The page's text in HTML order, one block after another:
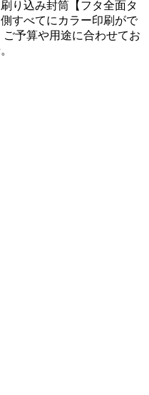
り込み封筒【フタ全面タ
すべてにカラー印刷がで
予算や用途に合わせてお